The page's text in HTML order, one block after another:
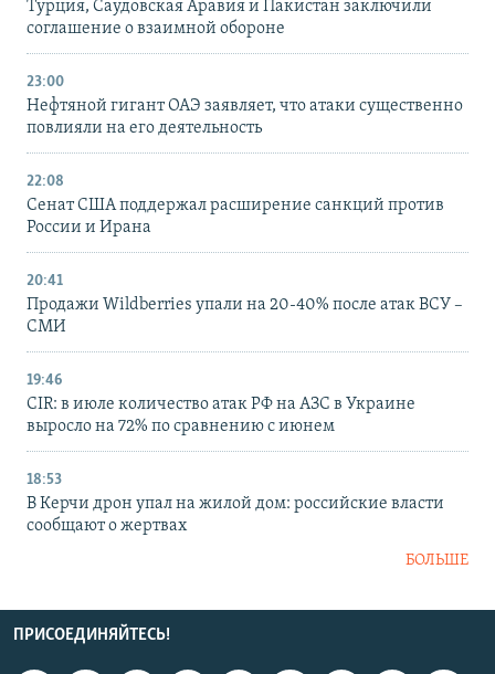
Турция, Саудовская Аравия и Пакистан заключили
соглашение о взаимной обороне
23:00
Нефтяной гигант ОАЭ заявляет, что атаки существенно
повлияли на его деятельность
22:08
Сенат США поддержал расширение санкций против
России и Ирана
20:41
Продажи Wildberries упали на 20-40% после атак ВСУ –
СМИ
19:46
CIR: в июле количество атак РФ на АЗС в Украине
выросло на 72% по сравнению с июнем
18:53
В Керчи дрон упал на жилой дом: российские власти
сообщают о жертвах
БОЛЬШЕ
ПРИСОЕДИНЯЙТЕСЬ!